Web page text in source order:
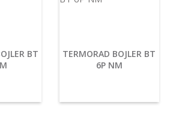
BT
TERMORAD BOJLER BT
6P NM